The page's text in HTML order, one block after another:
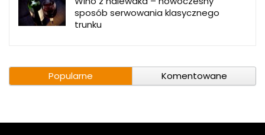
sposób serwowania klasycznego
trunku
Popularne Komentowane